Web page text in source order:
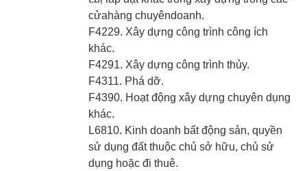
cửahàng chuyêndoanh.
F4229. Xây dựng công trình công ích
khác.
F4291. Xây dựng công trình thủy.
F4311. Phá dỡ.
F4390. Hoạt động xây dựng chuyên dụng
khác.
L6810. Kinh doanh bất động sản, quyền
sử dụng đất thuộc chủ sở hữu, chủ sử
dụng hoặc đi thuê.